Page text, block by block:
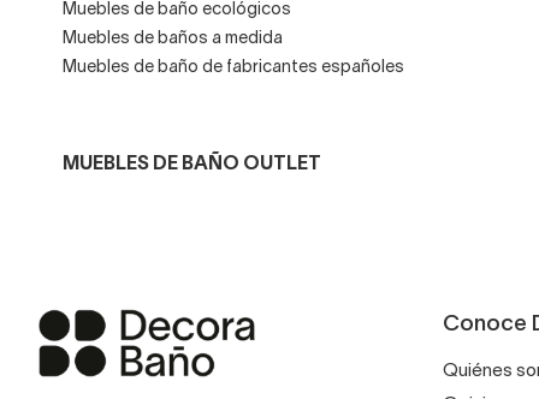
Muebles de baño ecológicos
Muebles de baños a medida
Muebles de baño de fabricantes españoles
MUEBLES DE BAÑO OUTLET
Conoce
Quiénes